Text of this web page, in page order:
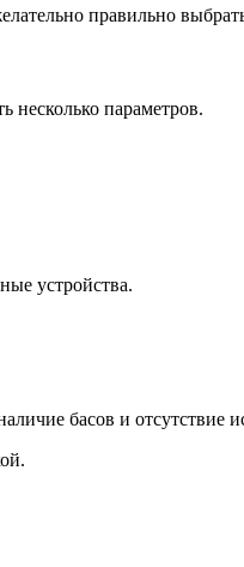
правильно
несколько параметров.
устройства.
басов и отсутствие